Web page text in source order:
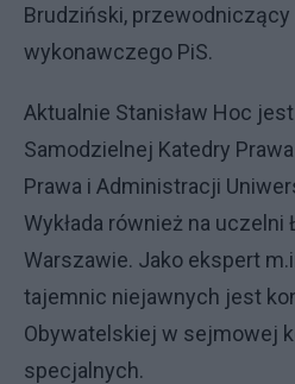
Brudziński,
wykonawczego PiS.
Aktualnie Stanisław Hoc
Samodzielnej Katedry
Prawa i Administracji
Wykłada również na uczelni
Warszawie. Jako ekspert
tajemnic niejawnych jest
Obywatelskiej w sejmowej
specjalnych.